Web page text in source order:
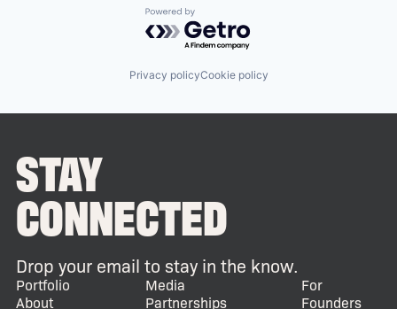
Powered by Getro.com
Privacy policyCookie policy
STAY
CONNECTED
Drop your email to stay in the know.
Portfolio
About
Media
Partnerships
For
Founders